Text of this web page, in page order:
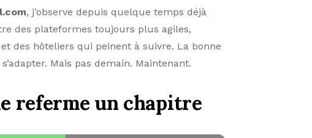
, j’observe depuis quelque temps déjà
des plateformes toujours plus agiles,
des hôteliers qui peinent à suivre. La bonne
Mais pas demain. Maintenant.
referme un chapitre